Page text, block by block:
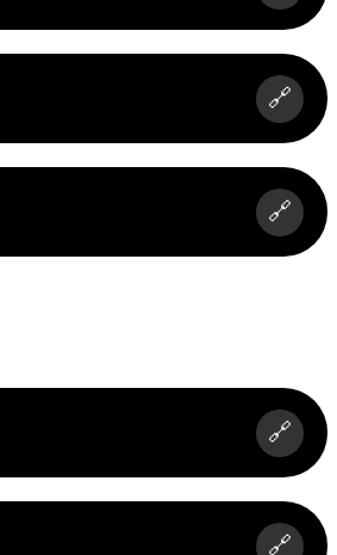
🔗
🔗
🔗
🔗